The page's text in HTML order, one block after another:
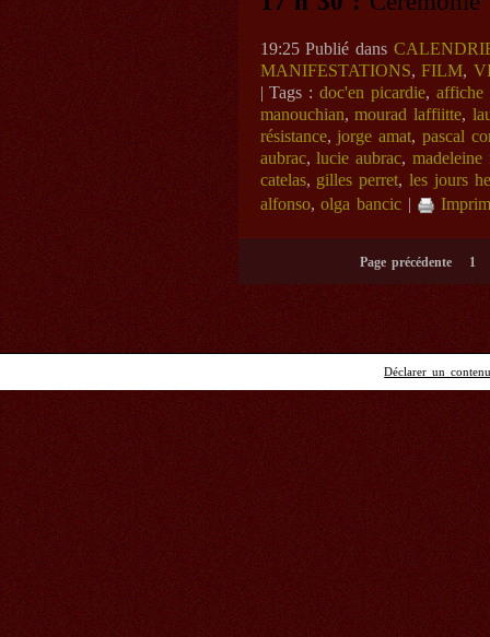
19:25 Publié dans
MANIFESTATIONS,FILM,
| Tags :doc'en picardie, affiche
manouchian,mourad laffiitte,
résistance, jorge amat,pascal
aubrac,lucie aubrac,
catelas, gilles perret,les jours
alfonso,olga bancic |
Page précédente 1
Déclarer un